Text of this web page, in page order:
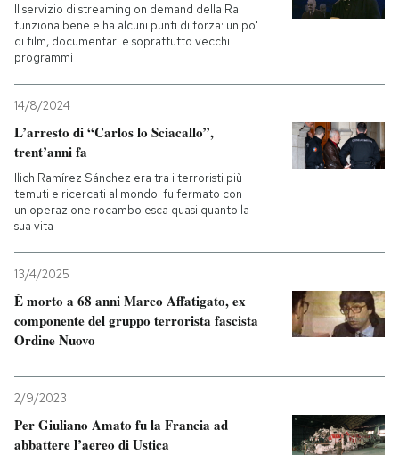
Il servizio di streaming on demand della Rai
funziona bene e ha alcuni punti di forza: un po'
di film, documentari e soprattutto vecchi
programmi
14/8/2024
L’arresto di “Carlos lo Sciacallo”,
trent’anni fa
Ilich Ramírez Sánchez era tra i terroristi più
temuti e ricercati al mondo: fu fermato con
un'operazione rocambolesca quasi quanto la
sua vita
13/4/2025
È morto a 68 anni Marco Affatigato, ex
componente del gruppo terrorista fascista
Ordine Nuovo
2/9/2023
Per Giuliano Amato fu la Francia ad
abbattere l’aereo di Ustica